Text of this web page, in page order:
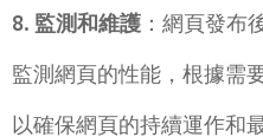
監測和維護 ：網頁發布
監測網頁的性能，根據需
以確保網頁的持續運作和